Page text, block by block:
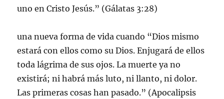
uno en Cristo Jesús.” (Gálatas 3:28)
una nueva forma de vida cuando “Dios mismo
estará con ellos como su Dios. Enjugará de ellos
toda lágrima de sus ojos. La muerte ya no
existirá; ni habrá más luto, ni llanto, ni dolor.
Las primeras cosas han pasado.” (Apocalipsis